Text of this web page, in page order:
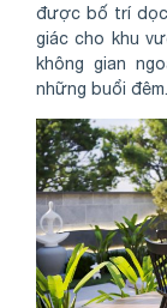
được bố trí
giác cho khu
không gian
những buổi đêm.